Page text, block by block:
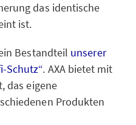
das identische
ist.
Bestandteil unserer
Schutz“. AXA bietet mit
das eigene
Produkten